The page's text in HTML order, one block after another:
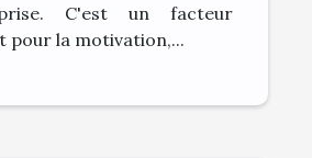
C'est un facteur
pour la motivation,...